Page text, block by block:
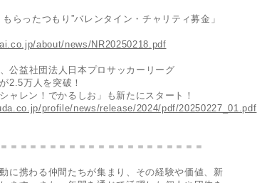
らったつもり”バレンタイン・チャリティ募金」
about/news/NR20250218.pdf
公益社団法人日本プロサッカーリーグ
2.5万人を突破！
ャレン！でかるしお」も新たにスタート！
profile/news/release/2024/pdf/20250227_01.pdf
＝＝＝＝＝＝＝＝＝＝＝＝＝＝＝＝＝＝＝＝
に携わる仲間たちが集まり、その経験や価値、新